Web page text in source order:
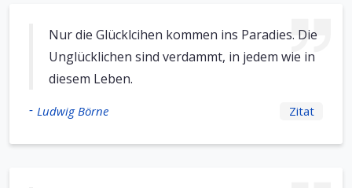
Nur die Glücklcihen kommen ins Paradies. Die
Unglücklichen sind verdammt, in jedem wie in
diesem Leben.
- Ludwig Börne Zitat